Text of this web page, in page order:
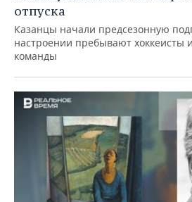
отпуска
Казанцы начали предсезонную
настроении пребывают хоккеисты
команды